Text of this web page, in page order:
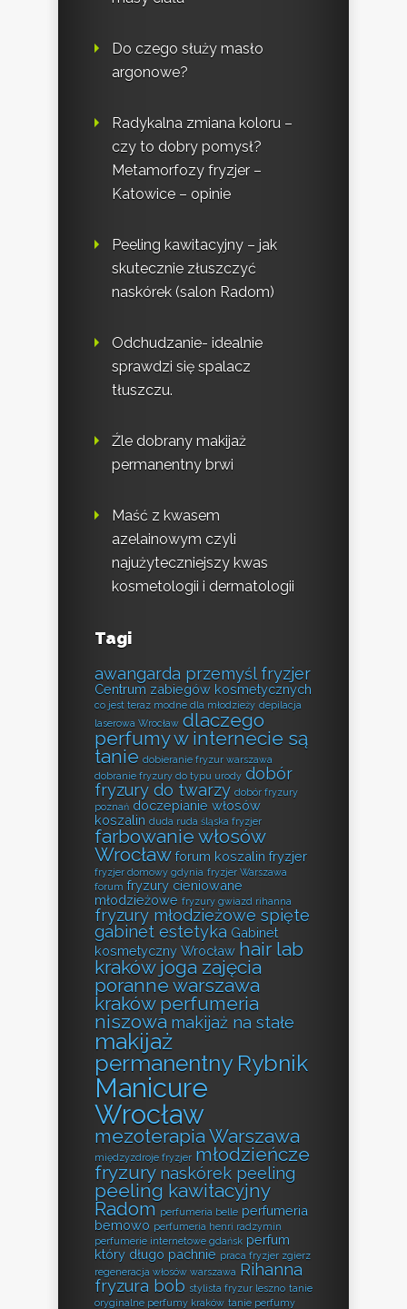
Do czego służy masło
argonowe?
Radykalna zmiana koloru –
czy to dobry pomysł?
Metamorfozy fryzjer –
Katowice – opinie
Peeling kawitacyjny – jak
skutecznie złuszczyć
naskórek (salon Radom)
Odchudzanie- idealnie
sprawdzi się spalacz
tłuszczu.
Źle dobrany makijaż
permanentny brwi
Maść z kwasem
azelainowym czyli
najużyteczniejszy kwas
kosmetologii i dermatologii
Tagi
awangarda przemyśl fryzjer
Centrum zabiegów kosmetycznych
co jest teraz modne dla młodzieży depilacja
laserowa Wrocław dlaczego
perfumy w internecie są
tanie dobieranie fryzur warszawa
dobranie fryzury do typu urody dobór
fryzury do twarzy dobór fryzury
poznań doczepianie włosów
koszalin duda ruda śląska fryzjer
farbowanie włosów
Wrocław forum koszalin fryzjer
fryzjer domowy gdynia fryzjer Warszawa
forum fryzury cieniowane
młodzieżowe fryzury gwiazd rihanna
fryzury młodzieżowe spięte
gabinet estetyka Gabinet
kosmetyczny Wrocław hair lab
kraków joga zajęcia
poranne warszawa
kraków perfumeria
niszowa makijaż na stałe
makijaż
permanentny Rybnik
Manicure
Wrocław
mezoterapia Warszawa
międzyzdroje fryzjer młodzieńcze
fryzury naskórek peeling
peeling kawitacyjny
Radom perfumeria belle perfumeria
bemowo perfumeria henri radzymin
perfumerie internetowe gdańsk perfum
który długo pachnie praca fryzjer zgierz
regeneracja włosów warszawa Rihanna
fryzura bob stylista fryzur leszno tanie
oryginalne perfumy kraków tanie perfumy